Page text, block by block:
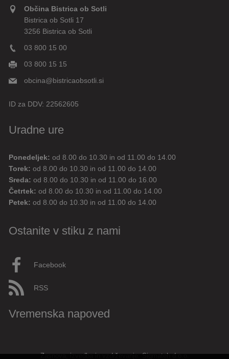
Občina Bistrica ob Sotli
Bistrica ob Sotli 17
3256 Bistrica ob Sotli
03 800 15 00
03 800 15 15
obcina@bistricaobsotli.si
ID za DDV: 22562605
Uradne ure
Ponedeljek: od 8.00 do 10.30 in od 11.00 do 14.00
Torek: od 8.00 do 10.30 in od 11.00 do 14.00
Sreda: od 8.00 do 10.30 in od 11.00 do 16.00
Četrtek: od 8.00 do 10.30 in od 11.00 do 14.00
Petek: od 8.00 do 10.30 in od 11.00 do 14.00
Ostanite v stiku z nami
Facebook
RSS
Vremenska napoved
Zasnova, izvedba in vzdrževanje: Sigmateh d.o.o.
Digitalni pomočnik
Aktualne novice Aktualne cestne zapore
Dovolilnice za parkiranje